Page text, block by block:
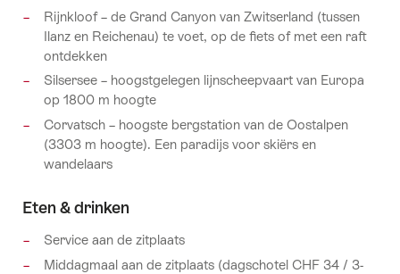
Rijnkloof – de Grand Canyon van Zwitserland (tussen
Ilanz en Reichenau) te voet, op de fiets of met een raft
ontdekken
Silsersee – hoogstgelegen lijnscheepvaart van Europa
op 1800 m hoogte
Corvatsch – hoogste bergstation van de Oostalpen
(3303 m hoogte). Een paradijs voor skiërs en
wandelaars
Eten & drinken
Service aan de zitplaats
Middagmaal aan de zitplaats (dagschotel CHF 34 / 3-